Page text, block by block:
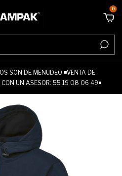
0
SON DE MENUDEO ◾VENTA DE
CON UN ASESOR: 55 19 08 06 49◾